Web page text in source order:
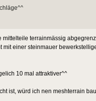
terrainmässig
einer steinmauer
10 mal attraktiver^^
ist, würd ich nen meshterrain